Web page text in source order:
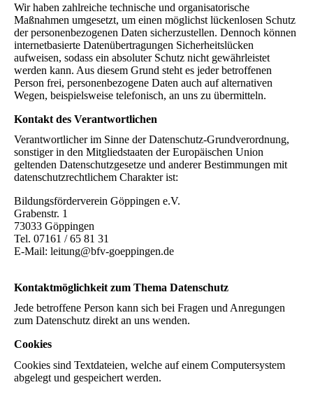
Wir haben zahlreiche technische und organisatorische
Maßnahmen umgesetzt, um einen möglichst lückenlosen Schutz
der personenbezogenen Daten sicherzustellen. Dennoch können
internetbasierte Datenübertragungen Sicherheitslücken
aufweisen, sodass ein absoluter Schutz nicht gewährleistet
werden kann. Aus diesem Grund steht es jeder betroffenen
Person frei, personenbezogene Daten auch auf alternativen
Wegen, beispielsweise telefonisch, an uns zu übermitteln.
Kontakt des Verantwortlichen
Verantwortlicher im Sinne der Datenschutz-Grundverordnung,
sonstiger in den Mitgliedstaaten der Europäischen Union
geltenden Datenschutzgesetze und anderer Bestimmungen mit
datenschutzrechtlichem Charakter ist:
Bildungsförderverein Göppingen e.V.
Grabenstr. 1
73033 Göppingen
Tel. 07161 / 65 81 31
E-Mail: leitung@bfv-goeppingen.de
Kontaktmöglichkeit zum Thema Datenschutz
Jede betroffene Person kann sich bei Fragen und Anregungen
zum Datenschutz direkt an uns wenden.
Cookies
Cookies sind Textdateien, welche auf einem Computersystem
abgelegt und gespeichert werden.